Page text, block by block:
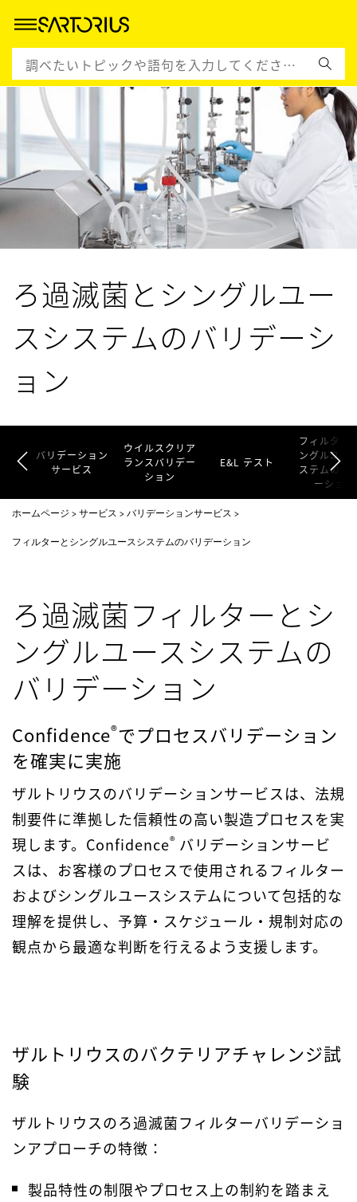
ろ過滅菌とシングルユー
スシステムのバリデーシ
ョン
バリデーション
サービス
ウイルスクリア
ランスバリデー
ション
E&L テスト
フィルター
ングルユー
ステムのバ
ーション
ホームページ サービス バリデーションサービス
フィルターとシングルユースシステムのバリデーション
ろ過滅菌フィルターとシ
ングルユースシステムの
バリデーション
Confidence®でプロセスバリデーション
を確実に実施
ザルトリウスのバリデーションサービスは、法規
制要件に準拠した信頼性の高い製造プロセスを実
現します。Confidence® バリデーションサービ
スは、お客様のプロセスで使用されるフィルター
およびシングルユースシステムについて包括的な
理解を提供し、予算・スケジュール・規制対応の
観点から最適な判断を行えるよう支援します。
ザルトリウスのバクテリアチャレンジ試
験
ザルトリウスのろ過滅菌フィルターバリデーショ
ンアプローチの特徴：
製品特性の制限やプロセス上の制約を踏まえ